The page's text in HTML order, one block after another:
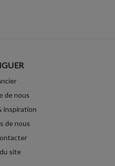
de nous
inspiration
de nous
site